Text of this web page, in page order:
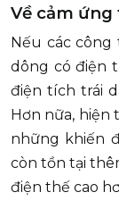
Về cảm ứng
Nếu các
dông có điện
điện tích trái
Hơn nữa, hiện
những khiến
còn tồn tại
điện thế cao